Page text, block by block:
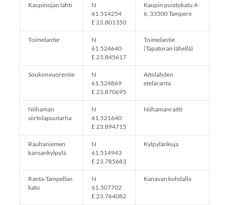
Kaupinojan lahti
N
61.514254
E 23.801350
Kaupin puistokatu 4-
6, 33500 Tampere
Toimelantie
N
61.524640
E 23.845617
Toimelantie
(Tapatoran lähellä)
Soukonvuorentie
N
61.524869
E 23.870695
Aitolahden
eteläranta
Niihaman
siirtolapuutarha
N
61.521640
E 23.894715
Niihamanraitti
Rauhaniemen
kansankylpylä
N
61.514943
E 23.785683
Kylpylänkuja
Ranta-Tampellan
katu
N
61.507702
E 23.764082
Kanavan kohdalla